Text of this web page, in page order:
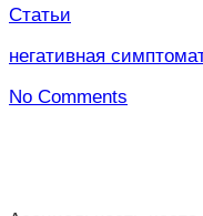
Статьи
негативная
No Comments